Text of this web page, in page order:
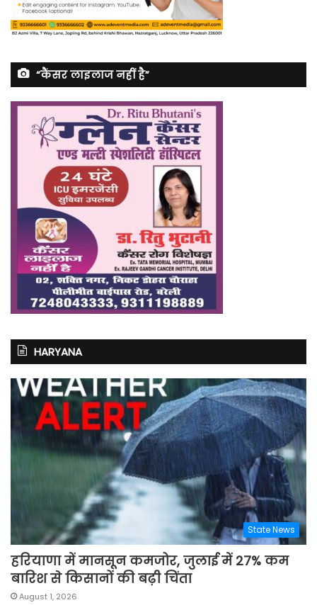
“कैंसर लाइलाज नहीं है”
HARYANA
State News
हरियाणा में मानसून कमजोर, जुलाई में 27% कम
बारिश से किसानों की बढ़ी चिंता
August 1, 2026